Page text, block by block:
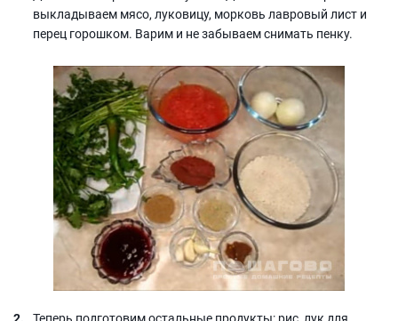
выкладываем мясо, луковицу, морковь лавровый лист и
перец горошком. Варим и не забываем снимать пенку.